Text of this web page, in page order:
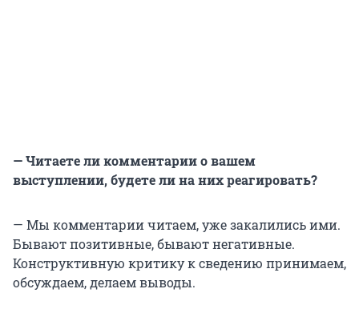
— Читаете ли комментарии о вашем
выступлении, будете ли на них реагировать?
— Мы комментарии читаем, уже закалились ими.
Бывают позитивные, бывают негативные.
Конструктивную критику к сведению принимаем,
обсуждаем, делаем выводы.